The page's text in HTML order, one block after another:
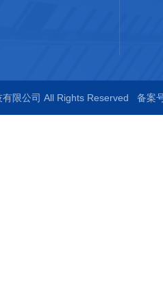
限公司 All Rights Reserved 备案